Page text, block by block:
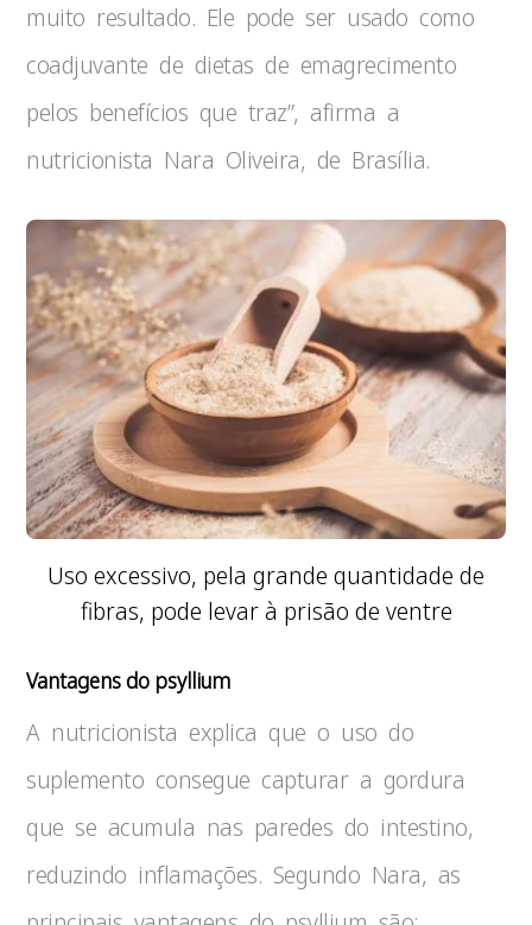
muito resultado. Ele pode ser usado como
coadjuvante de dietas de emagrecimento
pelos benefícios que traz”, afirma a
nutricionista Nara Oliveira, de Brasília.
Uso excessivo, pela grande quantidade de
fibras, pode levar à prisão de ventre
Vantagens do psyllium
A nutricionista explica que o uso do
suplemento consegue capturar a gordura
que se acumula nas paredes do intestino,
reduzindo inflamações. Segundo Nara, as